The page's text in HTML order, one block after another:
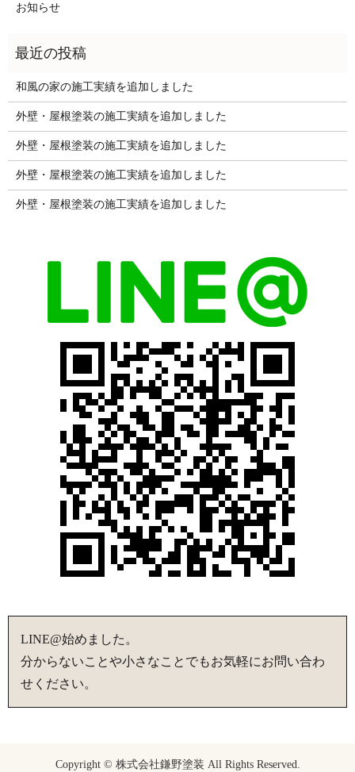
お知らせ
和風の家の施工実績を追加しました
外壁・屋根塗装の施工実績を追加しました
外壁・屋根塗装の施工実績を追加しました
外壁・屋根塗装の施工実績を追加しました
外壁・屋根塗装の施工実績を追加しました
LINE@始めました。
分からないことや小さなことでもお気軽にお問い合わ
せください。
Copyright © 株式会社鎌野塗装 All Rights Reserved.